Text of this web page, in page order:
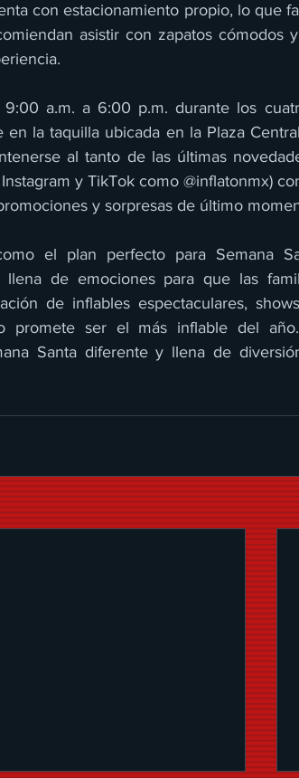
con estacionamiento propio, lo que
asistir con zapatos cómodos
a.m. a 6:00 p.m. durante los
la taquilla ubicada en la Plaza
al tanto de las últimas
y TikTok como @inflatonmx)
y sorpresas de último
el plan perfecto para Semana
llena de emociones para que las
de inflables espectaculares,
promete ser el más inflable del
Santa diferente y llena de